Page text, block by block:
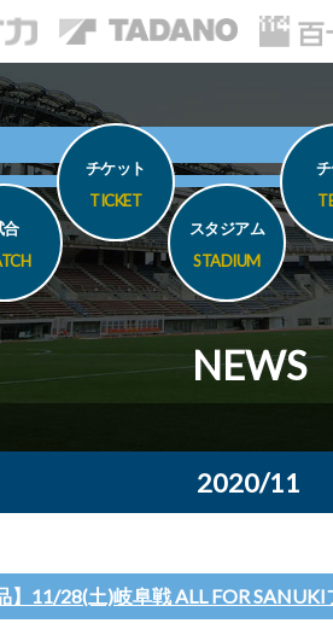
合
チケット
TICKET
スタジアム
STADIUM
NEWS
2020/11
】11/28(土)岐阜戦 ALL FOR